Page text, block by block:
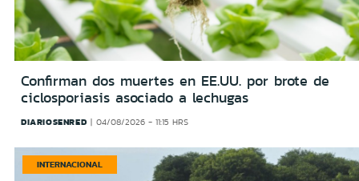
Confirman dos muertes en EE.UU. por brote de
ciclosporiasis asociado a lechugas
DIARIOSENRED 04/08/2026 - 11:15 HRS
INTERNACIONAL